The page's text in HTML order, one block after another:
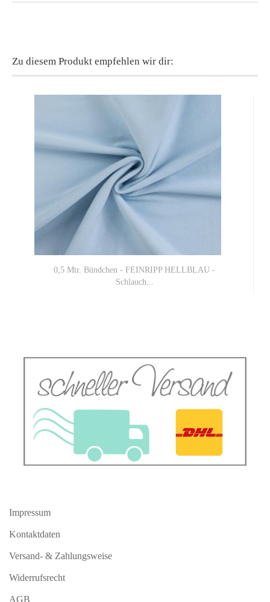
Zu diesem Produkt empfehlen wir dir:
0,5 Mtr. Bündchen - FEINRIPP HELLBLAU -
Schlauch...
Impressum
Kontaktdaten
Versand- & Zahlungsweise
Widerrufsrecht
AGB